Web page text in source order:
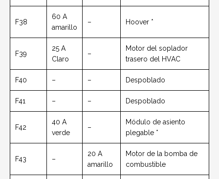
F38
60 A
amarillo
– Hoover *
F39
25 A
Claro
–
Motor del soplador
trasero del HVAC
F40 – – Despoblado
F41 – – Despoblado
F42
40 A
verde
–
Módulo de asiento
plegable *
F43 –
20 A
amarillo
Motor de la bomba de
combustible